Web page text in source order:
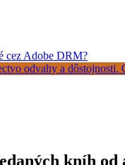
cez Adobe DRM?
kníh